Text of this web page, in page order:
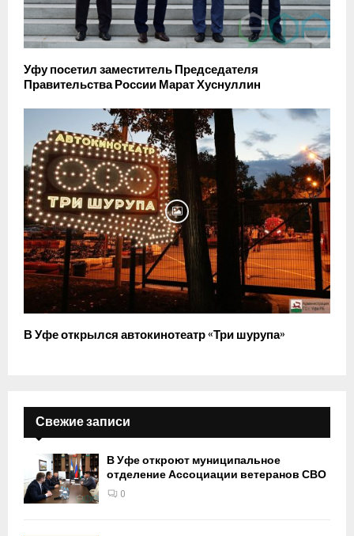
Уфу посетил заместитель Председателя
Правительства России Марат Хуснуллин
В Уфе открылся автокинотеатр «Три шурупа»
Свежие записи
В Уфе откроют муниципальное
отделение Ассоциации ветеранов СВО
0